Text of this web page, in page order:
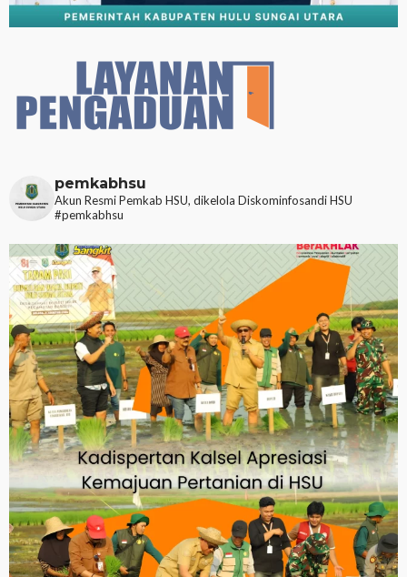
pemkabhsu
Akun Resmi Pemkab HSU, dikelola Diskominfosandi HSU
#pemkabhsu